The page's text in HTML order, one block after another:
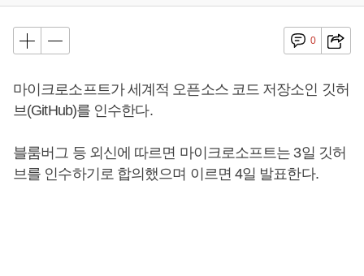
0
마이크로소프트가 세계적 오픈소스 코드 저장소인 깃허
브(GitHub)를 인수한다.
블룸버그 등 외신에 따르면 마이크로소프트는 3일 깃허
브를 인수하기로 합의했으며 이르면 4일 발표한다.